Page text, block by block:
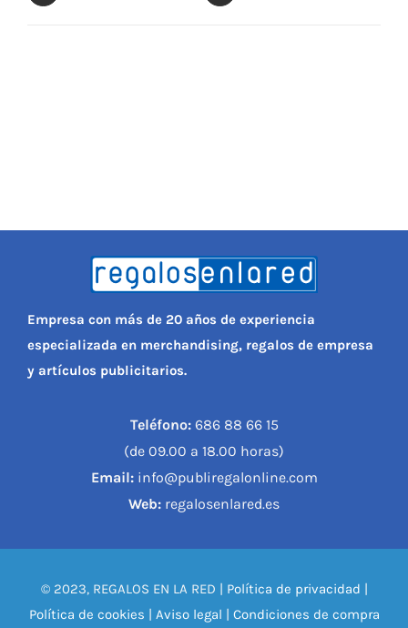
Empresa con más de 20 años de experiencia
especializada en merchandising, regalos de empresa
y artículos publicitarios.
Teléfono:686 88 66 15
(de 09.00 a 18.00 horas)
Email:info@publiregalonline.com
Web: regalosenlared.es
© 2023, REGALOS EN LA RED | Política de privacidad |
Política de cookies | Aviso legal | Condiciones de compra